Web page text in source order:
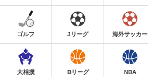
ゴルフ Jリーグ 海外サッカー
大相撲 Bリーグ NBA